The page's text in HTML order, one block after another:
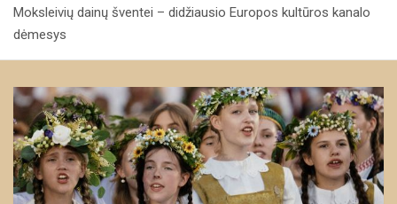
Moksleivių dainų šventei – didžiausio Europos kultūros kanalo
dėmesys